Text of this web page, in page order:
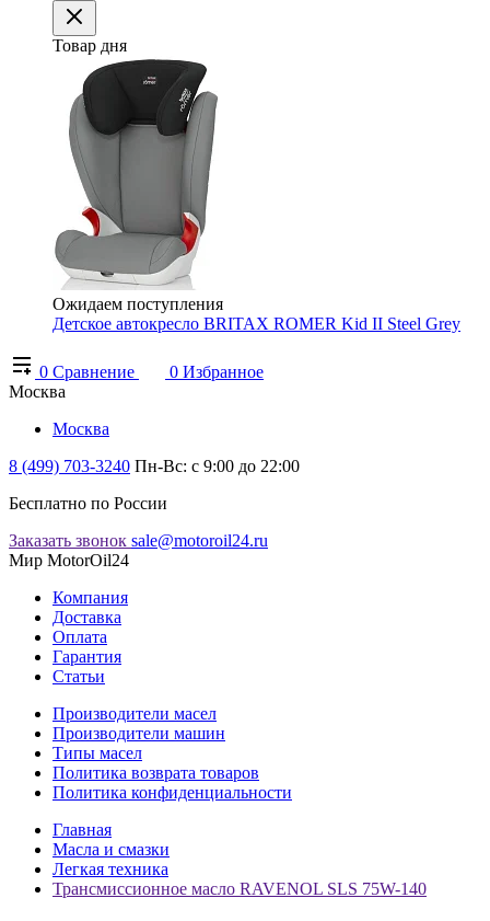
Товар дня
Ожидаем поступления
Детское автокресло BRITAX ROMER Kid II Steel Grey
0 Сравнение 0 Избранное
Москва
Москва
8 (499) 703-3240 Пн-Вс: с 9:00 до 22:00
Бесплатно по России
Заказать звонок sale@motoroil24.ru
Мир MotorOil24
Компания
Доставка
Оплата
Гарантия
Статьи
Производители масел
Производители машин
Типы масел
Политика возврата товаров
Политика конфиденциальности
Главная
Масла и смазки
Легкая техника
Трансмиссионное масло RAVENOL SLS 75W-140